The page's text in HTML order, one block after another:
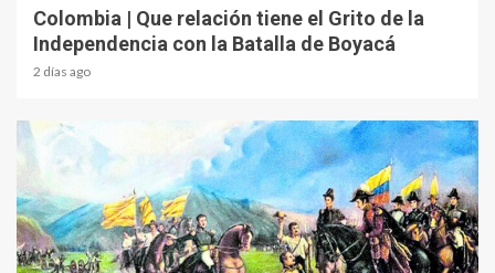
Colombia | Que relación tiene el Grito de la
Independencia con la Batalla de Boyacá
2 días ago